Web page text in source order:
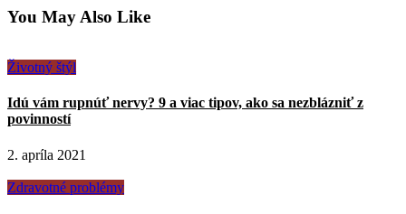
You May Also Like
Životný štýl
Idú vám rupnúť nervy? 9 a viac tipov, ako sa nezblázniť z
povinností
2. apríla 2021
Zdravotné problémy